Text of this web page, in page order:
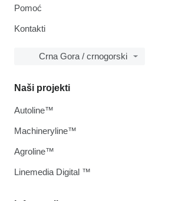
Pomoć
Kontakti
Crna Gora / crnogorski
Naši projekti
Autoline™
Machineryline™
Agroline™
Linemedia Digital ™